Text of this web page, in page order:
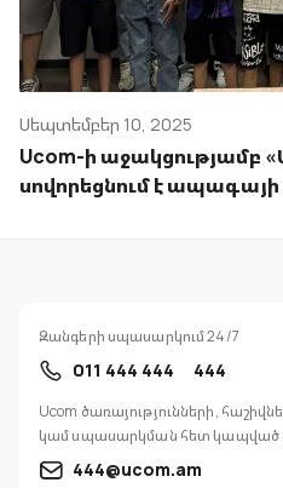
Սեպտեմբեր 10, 2025
Ucom-ի աջակցությամբ
սովորեցնում է
Զանգերի սպասարկում 24/7
011 444 444 444
Ucom ծառայությունների,
կամ սպասարկման հետ կապված
444@ucom.am